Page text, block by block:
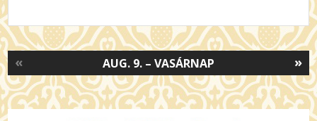
»
AUG. 9. – VASÁRNAP
«